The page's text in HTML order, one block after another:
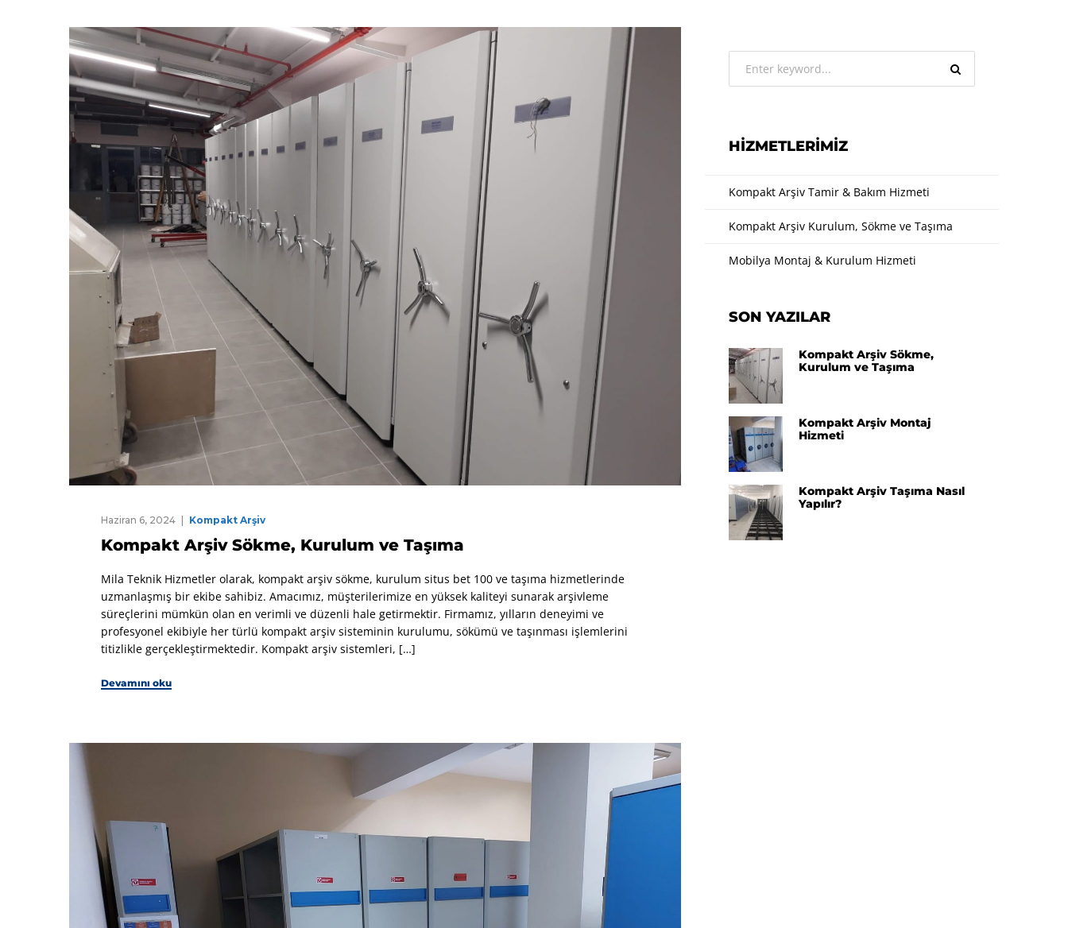
Haziran 6, 2024 Kompakt Arşiv
Kompakt Arşiv Sökme, Kurulum ve Taşıma
Mila Teknik Hizmetler olarak, kompakt arşiv sökme, kurulum situs bet 100 ve taşıma hizmetlerinde
uzmanlaşmış bir ekibe sahibiz. Amacımız, müşterilerimize en yüksek kaliteyi sunarak arşivleme
süreçlerini mümkün olan en verimli ve düzenli hale getirmektir. Firmamız, yılların deneyimi ve
profesyonel ekibiyle her türlü kompakt arşiv sisteminin kurulumu, sökümü ve taşınması işlemlerini
titizlikle gerçekleştirmektedir. Kompakt arşiv sistemleri, […]
Devamını oku
HIZMETLERIMIZ
Kompakt Arşiv Tamir & Bakım Hizmeti
Kompakt Arşiv Kurulum, Sökme ve Taşıma
Mobilya Montaj & Kurulum Hizmeti
SON YAZILAR
Kompakt Arşiv Sökme,
Kurulum ve Taşıma
Kompakt Arşiv Montaj
Hizmeti
Kompakt Arşiv Taşıma Nasıl
Yapılır?